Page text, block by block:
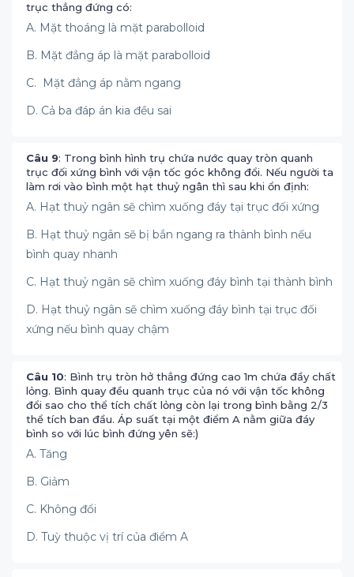
trục thẳng đứng có:
A. Mặt thoáng là mặt parabolloid
B. Mặt đẳng áp là mặt parabolloid
C. Mặt đẳng áp nằm ngang
D. Cả ba đáp án kia đều sai
Câu 9: Trong bình hình trụ chứa nước quay tròn quanh
trục đối xứng bình với vận tốc góc không đổi. Nếu người ta
làm rơi vào bình một hạt thuỷ ngân thì sau khi ổn định:
A. Hạt thuỷ ngân sẽ chìm xuống đáy tại trục đối xứng
B. Hạt thuỷ ngân sẽ bị bắn ngang ra thành bình nếu
bình quay nhanh
C. Hạt thuỷ ngân sẽ chìm xuống đáy bình tại thành bình
D. Hạt thuỷ ngân sẽ chìm xuống đáy bình tại trục đối
xứng nếu bình quay chậm
Câu 10: Bình trụ tròn hở thẳng đứng cao 1m chứa đầy chất
lỏng. Bình quay đều quanh trục của nó với vận tốc không
đổi sao cho thể tích chất lỏng còn lại trong bình bằng 2/3
thể tích ban đầu. Áp suất tại một điểm A nằm giữa đáy
bình so với lúc bình đứng yên sẽ:)
A. Tăng
B. Giảm
C. Không đổi
D. Tuỳ thuộc vị trí của điểm A